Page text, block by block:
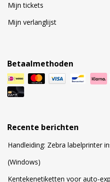
Mijn tickets
Mijn verlanglijst
Betaalmethoden
Recente berichten
Handleiding: Zebra labelprinter
(Windows)
Kentekenetiketten voor auto-